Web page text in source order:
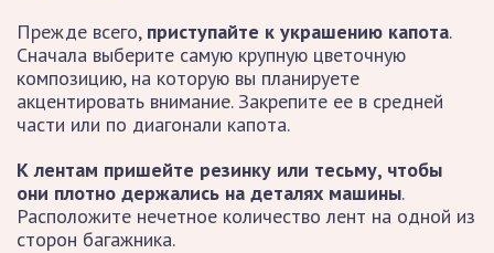
Прежде всего, приступайте к украшению капота.
Сначала выберите самую крупную цветочную
композицию, на которую вы планируете
акцентировать внимание. Закрепите ее в средней
части или по диагонали капота.
К лентам пришейте резинку или тесьму, чтобы
они плотно держались на деталях машины.
Расположите нечетное количество лент на одной из
сторон багажника.